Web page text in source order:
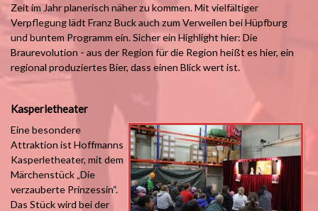
Zeit im Jahr planerisch näher zu kommen. Mit vielfältiger
Verpflegung lädt Franz Buck auch zum Verweilen bei Hüpfburg
und buntem Programm ein. Sicher ein Highlight hier: Die
Braurevolution - aus der Region für die Region heißt es hier, ein
regional produziertes Bier, dass einen Blick wert ist.
Kasperletheater
Eine besondere
Attraktion ist Hoffmanns
Kasperletheater, mit dem
Märchenstück „Die
verzauberte Prinzessin“.
Das Stück wird bei der